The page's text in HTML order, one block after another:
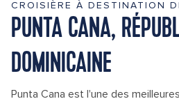
CROISIÈRE À DESTINATION
PUNTA CANA,
DOMINICAINE
Punta Cana est l'une des